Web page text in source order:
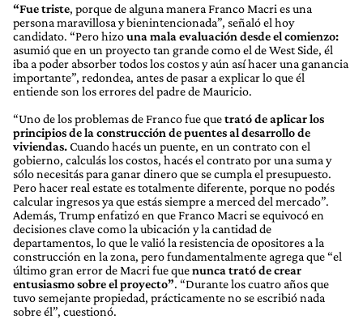
“Fue triste, porque de alguna manera Franco Macri es una
persona maravillosa y bienintencionada”, señaló el hoy
candidato. “Pero hizouna mala evaluación desde el comienzo:
asumió que en un proyecto tan grande como el de West Side, él
iba a poder absorber todos los costos y aún así hacer una ganancia
importante”, redondea, antes de pasar a explicar lo que él
entiende son los errores del padre de Mauricio.
“Uno de los problemas de Franco fue quetrató de aplicar los
principios de la construcción de puentes al desarrollo de
viviendas.Cuando hacés un puente, en un contrato con el
gobierno, calculás los costos, hacés el contrato por una suma y
sólo necesitás para ganar dinero que se cumpla el presupuesto.
Pero hacer real estate es totalmente diferente, porque no podés
calcular ingresos ya que estás siempre a merced del mercado”.
Además, Trump enfatizó en que Franco Macri se equivocó en
decisiones clave como la ubicación y la cantidad de
departamentos, lo que le valió la resistencia de opositores a la
construcción en la zona, pero fundamentalmente agrega que “el
último gran error de Macri fue quenunca trató de crear
entusiasmo sobre el proyecto”. “Durante los cuatro años que
tuvo semejante propiedad, prácticamente no se escribió nada
sobre él”, cuestionó.